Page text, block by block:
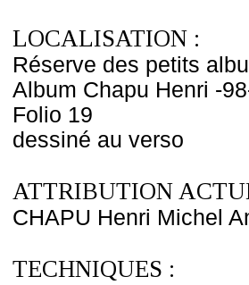
LOCALISATION :
Réserve des petits
Album Chapu Henri -
Folio 19
dessiné au verso
ATTRIBUTION
CHAPU Henri Michel
TECHNIQUES :